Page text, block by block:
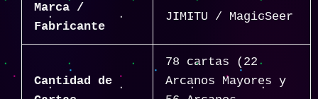
Marca /
Fabricante
JIMITU / MagicSeer
Cantidad de
78 cartas (22
Arcanos Mayores y